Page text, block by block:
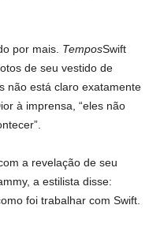
por mais. TemposSwift
de seu vestido de
não está claro exatamente
à imprensa, “eles não
a revelação de seu
a estilista disse:
foi trabalhar com Swift.